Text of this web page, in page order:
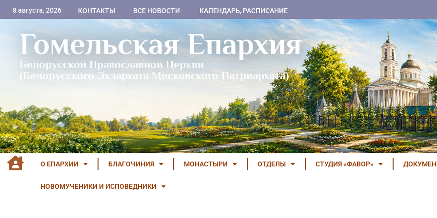
8 августа, 2026 КОНТАКТЫ ВСЕ НОВОСТИ КАЛЕНДАРЬ, РАСПИСАНИЕ
Гомельская Епархия
Белорусской Православной Церкви
(Белорусского Экзархата Московского Патриархата)
О ЕПАРХИИ БЛАГОЧИНИЯ МОНАСТЫРИ ОТДЕЛЫ СТУДИЯ «ФАВОР»
НОВОМУЧЕНИКИ И ИСПОВЕДНИКИ